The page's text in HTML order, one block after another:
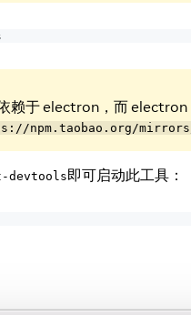
于 electron，而 electron
npm.taobao.org/
devtools即可启动此工具：